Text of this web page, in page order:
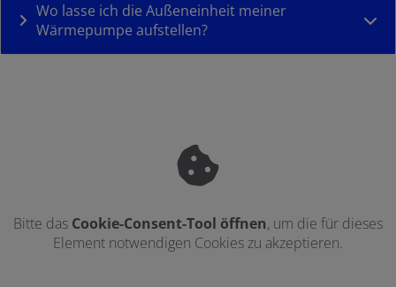
Wo lasse ich die Außeneinheit meiner
Wärmepumpe aufstellen?
Bitte das Cookie-Consent-Tool öffnen, um die für dieses
Element notwendigen Cookies zu akzeptieren.